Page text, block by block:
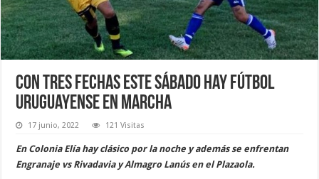
Con tres fechas este sábado hay fútbol
uruguayense en marcha
17 junio, 2022 121 Visitas
En Colonia Elía hay clásico por la noche y además se enfrentan
Engranaje vs Rivadavia y Almagro Lanús en el Plazaola.